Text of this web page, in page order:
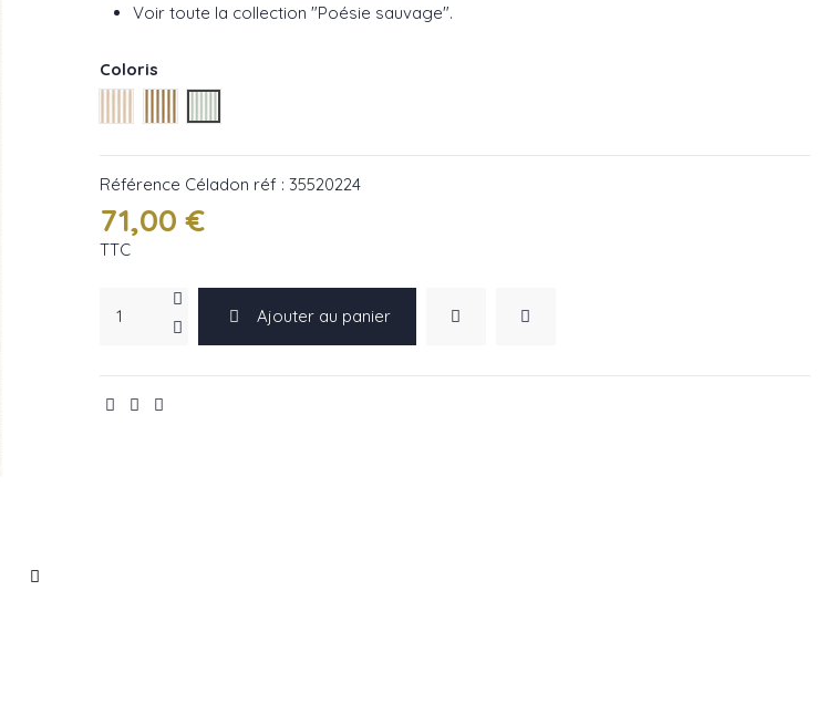
Voir toute la collection "Poésie sauvage".
Coloris
Référence Céladon réf : 35520224
71,00 €
TTC
Ajouter au panier